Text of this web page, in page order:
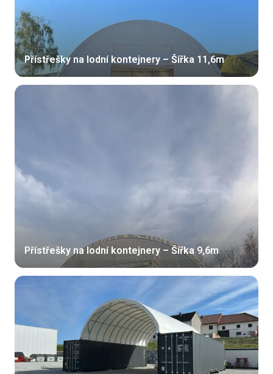
Přístřešky na lodní kontejnery – Šířka 11,6m
Přístřešky na lodní kontejnery – Šířka 9,6m